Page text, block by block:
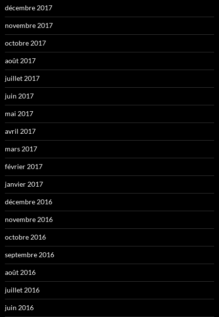
décembre 2017
novembre 2017
octobre 2017
août 2017
juillet 2017
juin 2017
mai 2017
avril 2017
mars 2017
février 2017
janvier 2017
décembre 2016
novembre 2016
octobre 2016
septembre 2016
août 2016
juillet 2016
juin 2016